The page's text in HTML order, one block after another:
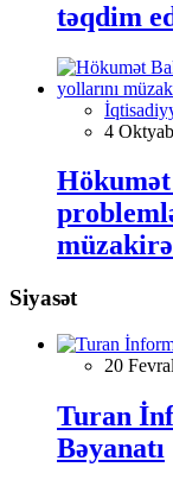
təqdim
4
Siyasət
20
Turan
Bəyanatı